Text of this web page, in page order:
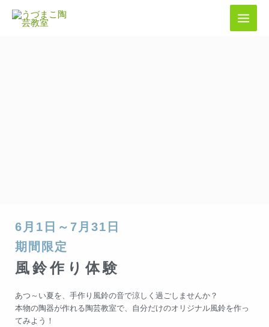
6月1日～7月31日
期間限定
風鈴作り体験
あつ～い夏を、手作り風鈴の音で涼しく過ごしませんか？
本物の陶器が作れる陶芸教室で、自分だけのオリジナル風鈴を作っ
てみよう！